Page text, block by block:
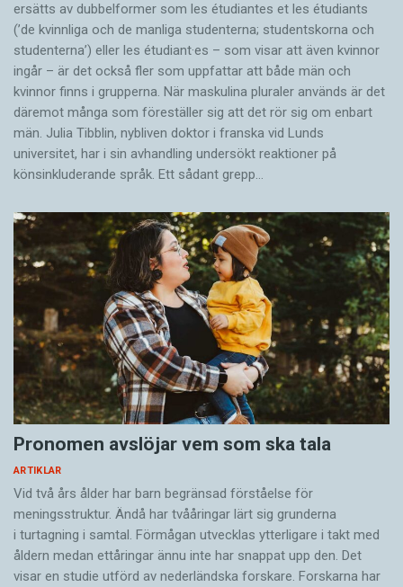
ersätts av dubbel­former som les étudiantes et les étudiants
(’de kvinnliga och de manliga studenterna; studentskorna och
studenterna’) eller les étudiant·es – som visar att även kvinnor
ingår – är det också fler som uppfattar att både män och
kvinnor finns i grupperna. När maskulina pluraler används är det
där­emot många som föreställer sig att det rör sig om enbart
män. Julia Tibblin, nybliven doktor i franska vid Lunds
universitet, har i sin avhandling undersökt reaktioner på
könsinkluderande språk. Ett sådant grepp…
Pronomen avslöjar vem som ska tala
ARTIKLAR
Vid två års ålder har barn begränsad förståelse för
meningsstruktur. Ändå har tvååringar lärt sig grunderna
i turtagning i samtal. Förmågan utvecklas ytterligare i takt med
åldern medan ettåringar ännu inte har snappat upp den. Det
visar en studie utförd av nederländska forskare. Forskarna har